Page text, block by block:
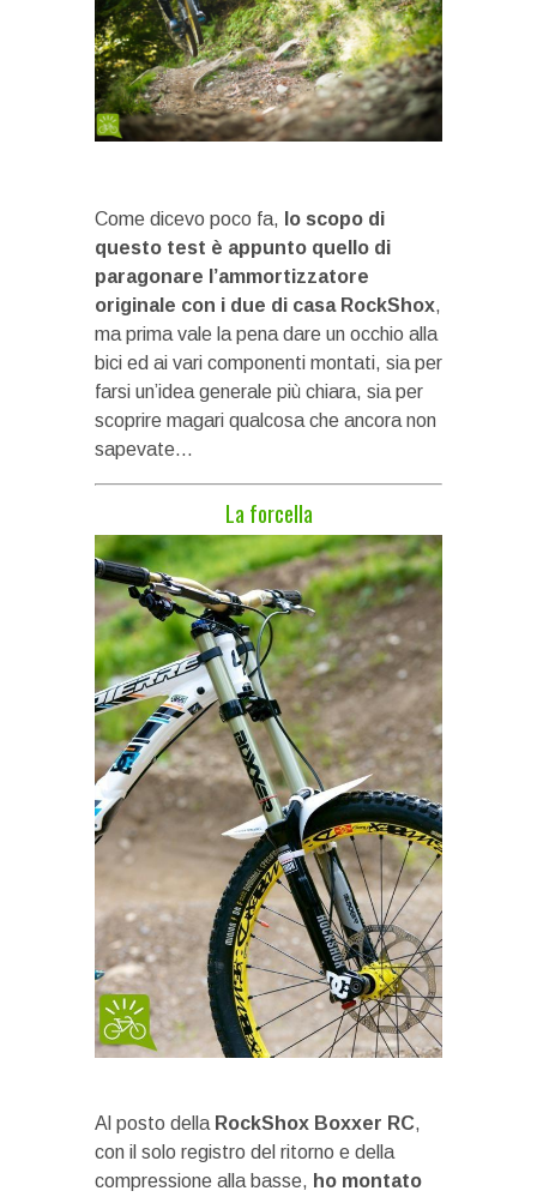
Come dicevo poco fa, lo scopo di
questo test è appunto quello di
paragonare l’ammortizzatore
originale con i due di casa RockShox,
ma prima vale la pena dare un occhio alla
bici ed ai vari componenti montati, sia per
farsi un’idea generale più chiara, sia per
scoprire magari qualcosa che ancora non
sapevate…
La forcella
Al posto della RockShox Boxxer RC,
con il solo registro del ritorno e della
compressione alla basse, ho montato